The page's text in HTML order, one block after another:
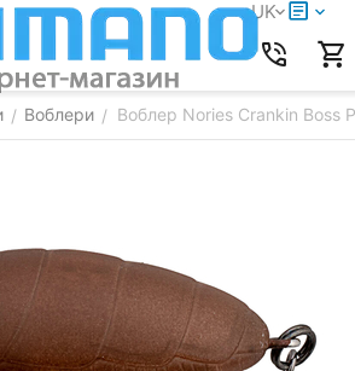
UK
/ Воблери / Воблер Nories Crankin Boss